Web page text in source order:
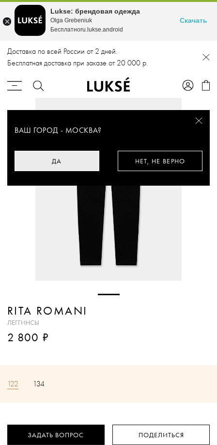
Доставка по всей России от 2 дней.
Бесплатная доставка при заказе от 20 000 р.
ВАШ ГОРОД - МОСКВА?
ДА НЕТ, НЕ ВЕРНО
RITA ROMANI
ЛЕГГИНСЫ
2 800 ₽
122 134
ЗАДАТЬ ВОПРОС ПОДЕЛИТЬСЯ
Lukse: брендовая одежда
Olga Grebeniuk
Бесплатноru.lukse.android
Скачать